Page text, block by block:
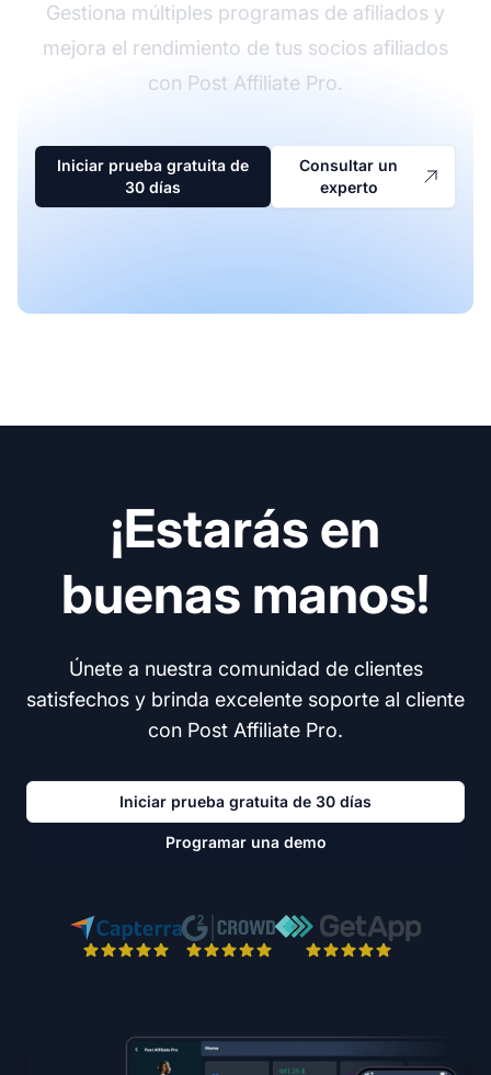
Gestiona múltiples programas de afiliados y
mejora el rendimiento de tus socios afiliados
con Post Affiliate Pro.
Iniciar prueba gratuita de
30 días
Consultar un
experto
¡Estarás en
buenas manos!
Únete a nuestra comunidad de clientes
satisfechos y brinda excelente soporte al cliente
con Post Affiliate Pro.
Iniciar prueba gratuita de 30 días
Programar una demo